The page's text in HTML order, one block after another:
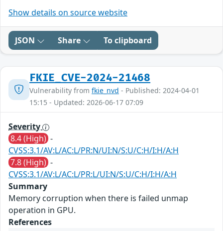
Show details on source website
JSON Share To clipboard
FKIE_CVE-2024-21468
Vulnerability from fkie_nvd - Published: 2024-04-01
15:15 - Updated: 2026-06-17 07:09
Severity
8.4 (High) -
CVSS:3.1/AV:L/AC:L/PR:N/UI:N/S:U/C:H/I:H/A:H
7.8 (High) -
CVSS:3.1/AV:L/AC:L/PR:L/UI:N/S:U/C:H/I:H/A:H
Summary
Memory corruption when there is failed unmap
operation in GPU.
References